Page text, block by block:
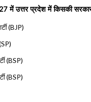
में उत्तर प्रदेश में किसकी
(BJP)
(BSP)
(BSP)